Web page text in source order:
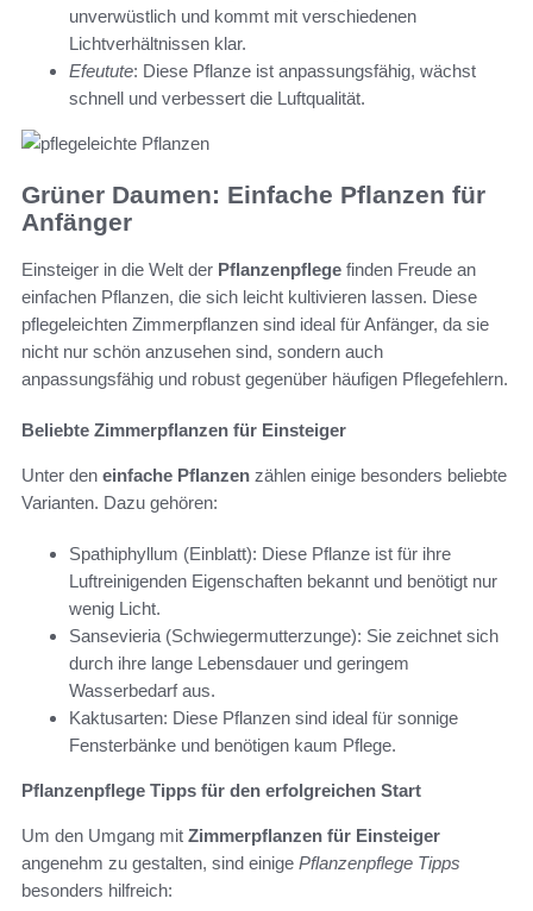
unverwüstlich und kommt mit verschiedenen
Lichtverhältnissen klar.
Efeutute: Diese Pflanze ist anpassungsfähig, wächst
schnell und verbessert die Luftqualität.
Grüner Daumen: Einfache Pflanzen für
Anfänger
Einsteiger in die Welt der Pflanzenpflege finden Freude an
einfachen Pflanzen, die sich leicht kultivieren lassen. Diese
pflegeleichten Zimmerpflanzen sind ideal für Anfänger, da sie
nicht nur schön anzusehen sind, sondern auch
anpassungsfähig und robust gegenüber häufigen Pflegefehlern.
Beliebte Zimmerpflanzen für Einsteiger
Unter den einfache Pflanzen zählen einige besonders beliebte
Varianten. Dazu gehören:
Spathiphyllum (Einblatt): Diese Pflanze ist für ihre
Luftreinigenden Eigenschaften bekannt und benötigt nur
wenig Licht.
Sansevieria (Schwiegermutterzunge): Sie zeichnet sich
durch ihre lange Lebensdauer und geringem
Wasserbedarf aus.
Kaktusarten: Diese Pflanzen sind ideal für sonnige
Fensterbänke und benötigen kaum Pflege.
Pflanzenpflege Tipps für den erfolgreichen Start
Um den Umgang mit Zimmerpflanzen für Einsteiger
angenehm zu gestalten, sind einige Pflanzenpflege Tipps
besonders hilfreich: